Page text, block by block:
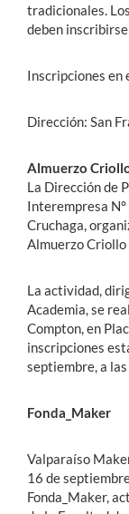
tradicionales.
deben
Inscripciones en
Dirección: San
Almuerzo
La Dirección de
Interempresa
Cruchaga,
Almuerzo Criollo
La actividad,
Academia, se
Compton, en
inscripciones
septiembre, a
Fonda_Maker
Valparaíso
16 de
Fonda_Maker,